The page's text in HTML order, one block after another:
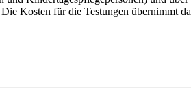
Die Kosten für die Testungen übernimmt